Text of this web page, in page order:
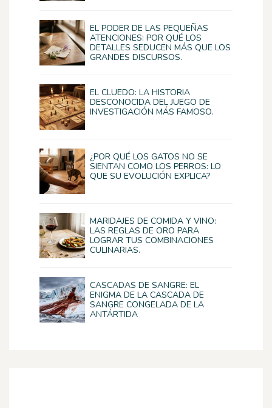
EL PODER DE LAS PEQUEÑAS
ATENCIONES: POR QUÉ LOS
DETALLES SEDUCEN MÁS QUE LOS
GRANDES DISCURSOS.
EL CLUEDO: LA HISTORIA
DESCONOCIDA DEL JUEGO DE
INVESTIGACIÓN MÁS FAMOSO.
¿POR QUÉ LOS GATOS NO SE
SIENTAN COMO LOS PERROS: LO
QUE SU EVOLUCIÓN EXPLICA?
MARIDAJES DE COMIDA Y VINO:
LAS REGLAS DE ORO PARA
LOGRAR TUS COMBINACIONES
CULINARIAS.
CASCADAS DE SANGRE: EL
ENIGMA DE LA CASCADA DE
SANGRE CONGELADA DE LA
ANTÁRTIDA